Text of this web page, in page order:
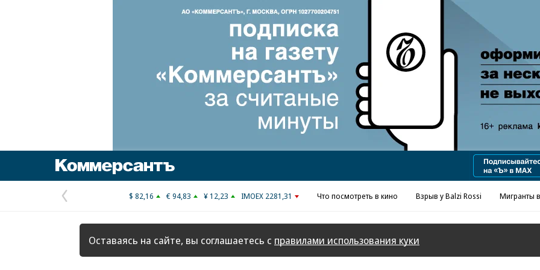
Реклама в «Ъ» www.kommersant.ru/ad
Предыдущая
страница
$ 82,16 € 94,83 ¥ 12,23 IMOEX 2281,31 Что посмотреть в кино Взрыв у Balzi Rossi Мигранты
Оставаясь на сайте, вы соглашаетесь с правилами использования куки